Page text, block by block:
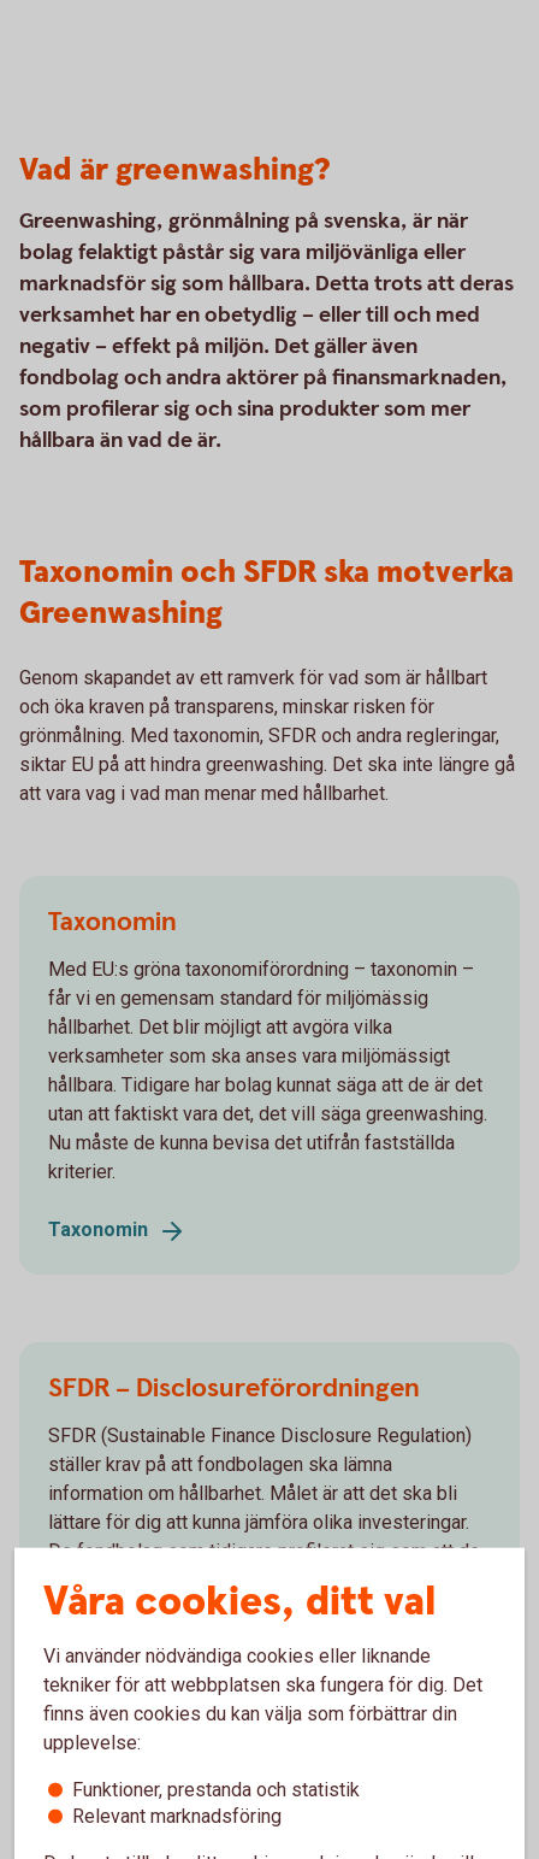
Vad är greenwashing?
Greenwashing, grönmålning på svenska, är när
bolag felaktigt påstår sig vara miljövänliga eller
marknadsför sig som hållbara. Detta trots att deras
verksamhet har en obetydlig – eller till och med
negativ – effekt på miljön. Det gäller även
fondbolag och andra aktörer på finansmarknaden,
som profilerar sig och sina produkter som mer
hållbara än vad de är.
Taxonomin och SFDR ska motverka
Greenwashing
Genom skapandet av ett ramverk för vad som är hållbart
och öka kraven på transparens, minskar risken för
grönmålning. Med taxonomin, SFDR och andra regleringar,
siktar EU på att hindra greenwashing. Det ska inte längre gå
att vara vag i vad man menar med hållbarhet.
Taxonomin
Med EU:s gröna taxonomiförordning – taxonomin –
får vi en gemensam standard för miljömässig
hållbarhet. Det blir möjligt att avgöra vilka
verksamheter som ska anses vara miljömässigt
hållbara. Tidigare har bolag kunnat säga att de är det
utan att faktiskt vara det, det vill säga greenwashing.
Nu måste de kunna bevisa det utifrån fastställda
kriterier.
Taxonomin
SFDR – Disclosureförordningen
SFDR (Sustainable Finance Disclosure Regulation)
ställer krav på att fondbolagen ska lämna
information om hållbarhet. Målet är att det ska bli
lättare för dig att kunna jämföra olika investeringar.
De fondbolag som tidigare profilerat sig som att de
har ett hållbart fondutbud behöver leva upp till de
uppsatta kraven för att kunna fortsätta göra det.
SFDR
Sparandet – en chans för dig att
Våra cookies, ditt val
Vi använder nödvändiga cookies eller liknande
tekniker för att webbplatsen ska fungera för dig. Det
finns även cookies du kan välja som förbättrar din
upplevelse:
Funktioner, prestanda och statistik
Relevant marknadsföring